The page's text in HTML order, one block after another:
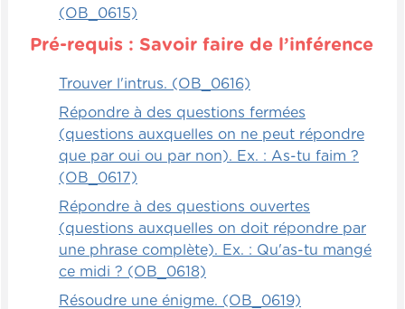
(OB_0615)
Pré-requis : Savoir faire de l’inférence
Trouver l'intrus. (OB_0616)
Répondre à des questions fermées
(questions auxquelles on ne peut répondre
que par oui ou par non). Ex. : As-tu faim ?
(OB_0617)
Répondre à des questions ouvertes
(questions auxquelles on doit répondre par
une phrase complète). Ex. : Qu'as-tu mangé
ce midi ? (OB_0618)
Résoudre une énigme. (OB_0619)